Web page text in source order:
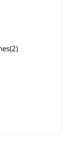
(2)